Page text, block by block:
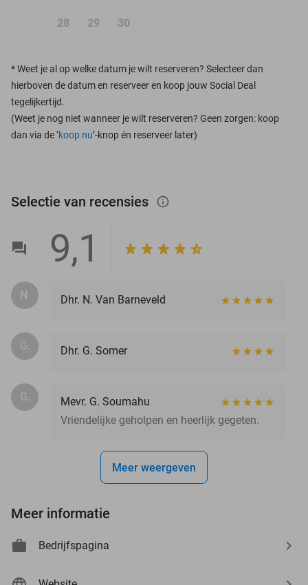
28 29 30
*Weet je al op welke datum je wilt reserveren? Selecteer dan
hierboven de datum en reserveer en koop jouw Social Deal
tegelijkertijd.
(Weet je nog niet wanneer je wilt reserveren? Geen zorgen: koop
dan via de ‘koop nu’-knop én reserveer later)
Selectie van recensies info_outlined
9,1
N. Dhr. N. Van Barneveld
G. Dhr. G. Somer
G.
Mevr. G. Soumahu
Vriendelijke geholpen en heerlijk gegeten.
Meer weergeven
Meer informatie
Bedrijfspagina